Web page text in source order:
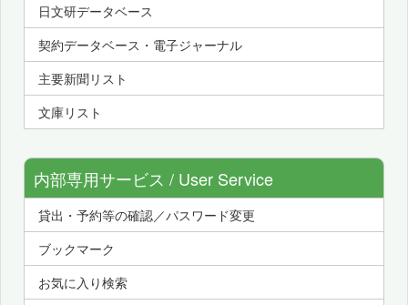
日文研データベース
契約データベース・電子ジャーナル
主要新聞リスト
文庫リスト
内部専用サービス / User Service
貸出・予約等の確認／パスワード変更
ブックマーク
お気に入り検索